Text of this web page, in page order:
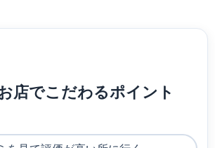
店でこだわるポイント